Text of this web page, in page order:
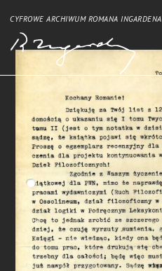
CYFROWE ARCHIWUM ROMANA INGARDENA